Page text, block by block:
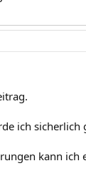
ich
kann ich